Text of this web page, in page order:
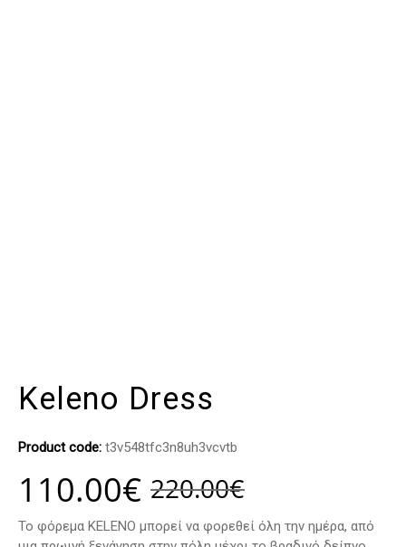
Keleno Dress
Product code: t3v548tfc3n8uh3vcvtb
220.00€
110.00€
Το φόρεμα KELENO μπορεί να φορεθεί όλη την ημέρα, από